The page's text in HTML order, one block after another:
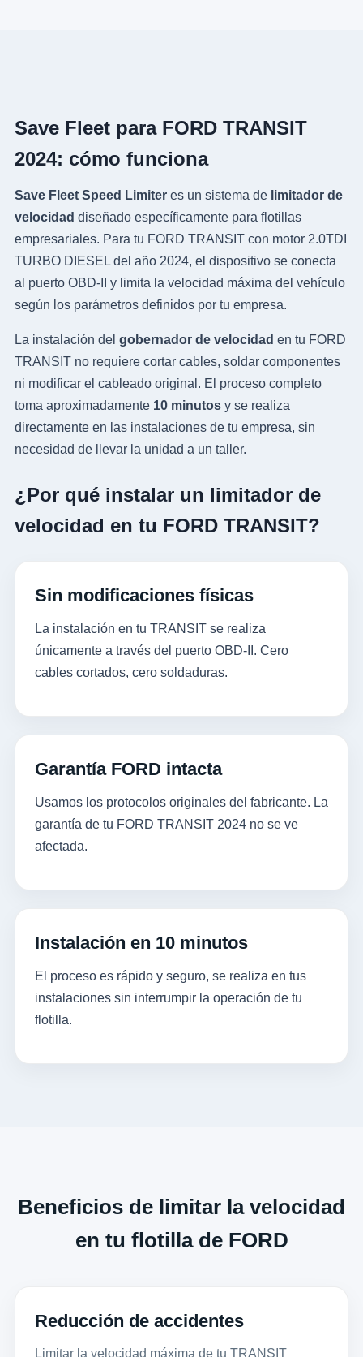
Save Fleet para FORD TRANSIT
2024: cómo funciona
Save Fleet Speed Limiteres un sistema de limitador de
velocidad diseñado específicamente para flotillas
empresariales. Para tu FORD TRANSIT con motor 2.0TDI
TURBO DIESEL del año 2024, el dispositivo se conecta
al puerto OBD-II y limita la velocidad máxima del vehículo
según los parámetros definidos por tu empresa.
La instalación del gobernador de velocidad en tu FORD
TRANSIT no requiere cortar cables, soldar componentes
ni modificar el cableado original. El proceso completo
toma aproximadamente 10 minutosy se realiza
directamente en las instalaciones de tu empresa, sin
necesidad de llevar la unidad a un taller.
¿Por qué instalar un limitador de
velocidad en tu FORD TRANSIT?
Sin modificaciones físicas
La instalación en tu TRANSIT se realiza
únicamente a través del puerto OBD-II. Cero
cables cortados, cero soldaduras.
Garantía FORD intacta
Usamos los protocolos originales del fabricante. La
garantía de tu FORD TRANSIT 2024 no se ve
afectada.
Instalación en 10 minutos
El proceso es rápido y seguro, se realiza en tus
instalaciones sin interrumpir la operación de tu
flotilla.
Beneficios de limitar la velocidad
en tu flotilla de FORD
Reducción de accidentes
Limitar la velocidad máxima de tu TRANSIT